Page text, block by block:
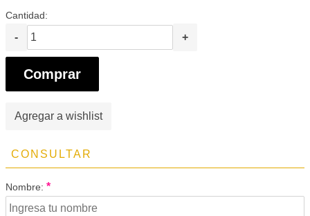
Cantidad:
- +
Comprar
Agregar a wishlist
CONSULTAR
Nombre: *